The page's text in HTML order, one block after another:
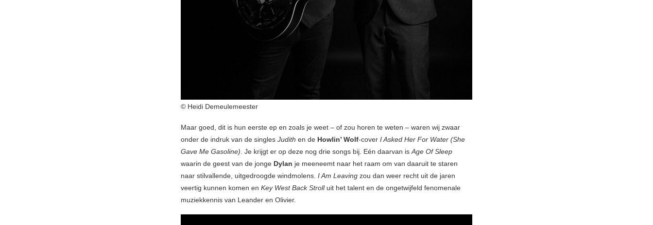
© Heidi Demeulemeester
Maar goed, dit is hun eerste ep en zoals je weet – of zou horen te weten – waren wij zwaar
onder de indruk van de singles Judith en de Howlin’ Wolf-cover I Asked Her For Water (She
Gave Me Gasoline). Je krijgt er op deze nog drie songs bij. Eén daarvan isAge Of Sleep
waarin de geest van de jonge Dylan je meeneemt naar het raam om van daaruit te staren
naar stilvallende, uitgedroogde windmolens. I Am Leaving zou dan weer recht uit de jaren
veertig kunnen komen en Key West Back Stroll uit het talent en de ongetwijfeld fenomenale
muziekkennis van Leander en Olivier.